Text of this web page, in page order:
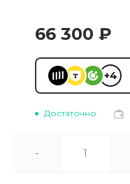
66 300 ₽
+4
Достаточно
-